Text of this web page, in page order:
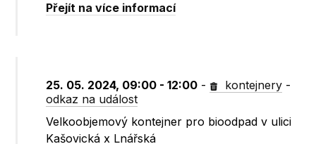
Přejít na více informací
25. 05. 2024, 09:00 - 12:00 - kontejnery -
odkaz na událost
Velkoobjemový kontejner pro bioodpad v ulici
Kašovická x Lnářská